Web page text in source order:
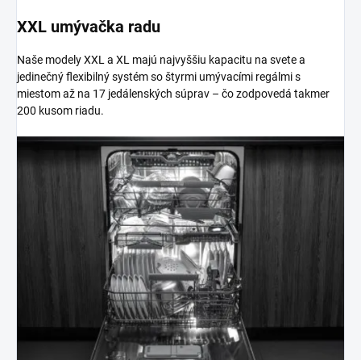
XXL umývačka radu
Naše modely XXL a XL majú najvyššiu kapacitu na svete a
jedinečný flexibilný systém so štyrmi umývacími regálmi s
miestom až na 17 jedálenských súprav – čo zodpovedá takmer
200 kusom riadu.